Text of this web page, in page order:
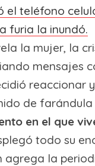
el teléfono
furia la inundó.
la mujer, la
mensajes
reaccionar
de
en el que
todo su
agrega la